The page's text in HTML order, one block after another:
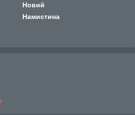
Новий
Намистина